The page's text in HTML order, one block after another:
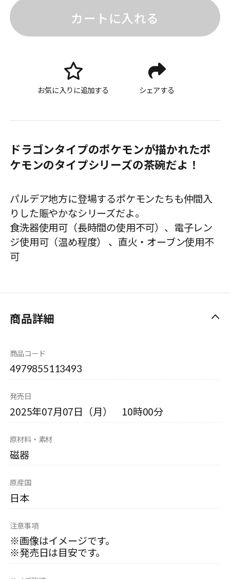
カートに入れる
お気に入りに追加する シェアする
ドラゴンタイプのポケモンが描かれたポ
ケモンのタイプシリーズの茶碗だよ！
パルデア地方に登場するポケモンたちも仲間入
りした賑やかなシリーズだよ。
食洗器使用可（長時間の使用不可）、電子レン
ジ使用可（温め程度） 、直火・オーブン使用不
可
商品詳細
商品コード
4979855113493
発売日
2025年07月07日（月） 10時00分
原材料・素材
磁器
原産国
日本
注意事項
※画像はイメージです。
※発売日は目安です。